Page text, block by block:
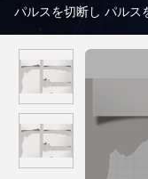
パルスを切断し パルス